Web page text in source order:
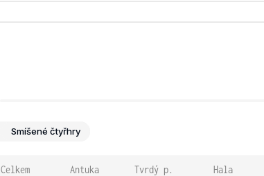
Smíšené čtyřhry
Celkem Antuka Tvrdý p. Hala